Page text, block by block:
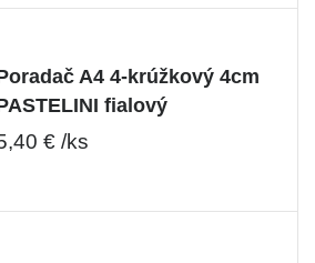
A4 4-krúžkový 4cm
fialový
€ /ks